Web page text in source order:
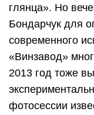
глянца». Но
Бондарчук для
современного
«Винзавод»
2013 год тоже
фотосессии